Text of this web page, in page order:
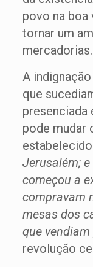
povo na boa
tornar um
mercadorias.
A
que
presenciada
pode mudar
Jerusalém;
começou a
compravam
mesas dos
que
revolução